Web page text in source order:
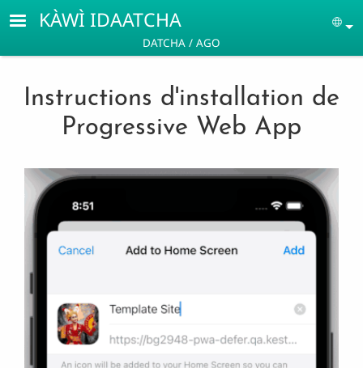
Aller au contenu principal
KÀWÌ IDAATCHA
DATCHA / AGO
Instructions d'installation de
Progressive Web App